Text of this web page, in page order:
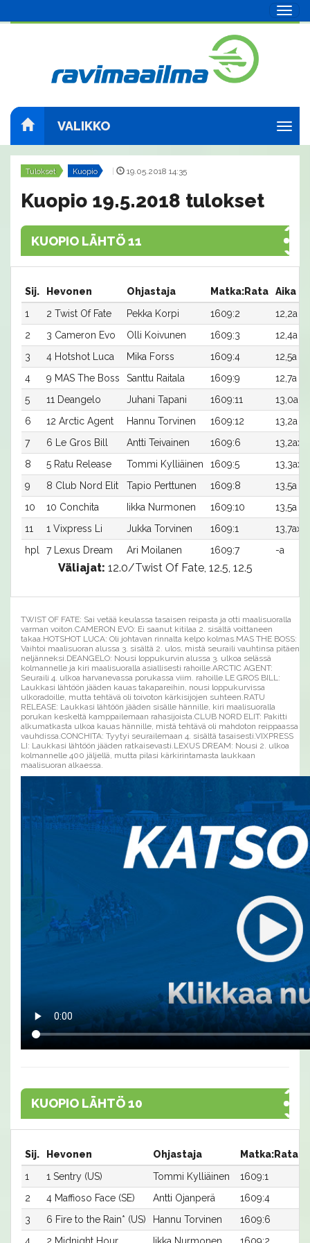
VALIKKO
Tulokset Kuopio 19.05.2018 14:35
Kuopio 19.5.2018 tulokset
KUOPIO LÄHTÖ 11
Sij. Hevonen Ohjastaja Matka:Rata Aika
1
2 Twist Of Fate Pekka Korpi 1609:2 12,2a
2
3 Cameron Evo Olli Koivunen 1609:3 12,4a
3
4 Hotshot Luca Mika Forss 1609:4 12,5a
4
9 MAS The Boss Santtu Raitala 1609:9 12,7a
5
11 Deangelo Juhani Tapani 1609:11 13,0a
6
12 Arctic Agent Hannu Torvinen 1609:12 13,2a
7
6 Le Gros Bill Antti Teivainen 1609:6 13,2ax
8
5 Ratu Release Tommi Kylliäinen 1609:5 13,3ax
9
8 Club Nord Elit Tapio Perttunen 1609:8 13,5a
10
10 Conchita Iikka Nurmonen 1609:10 13,5a
11
1 Vixpress Li Jukka Torvinen 1609:1 13,7ax
hpl
7 Lexus Dream Ari Moilanen 1609:7 -a
Väliajat: 12.0/Twist Of Fate, 12.5, 12.5
TWIST OF FATE: Sai vetää keulassa tasaisen reipasta ja otti maalisuoralla
varman voiton.CAMERON EVO: Ei saanut kitilaa 2. sisältä voittaneen
takaa.HOTSHOT LUCA: Oli johtavan rinnalta kelpo kolmas.MAS THE BOSS:
Vaihtoi maalisuoran alussa 3. sisältä 2. ulos, mistä seuraili vauhtinsa pitäen
neljänneksi.DEANGELO: Nousi loppukurvin alussa 3. ulkoa selässä
kolmannelle ja kiri maalisuoralla asiallisesti rahoille.ARCTIC AGENT:
Seuraili 4. ulkoa harvanevassa porukassa viim. rahoille.LE GROS BILL:
Laukkasi lähtöön jääden kauas takapareihin, nousi loppukurvissa
ulkoradoille, mutta tehtävä oli toivoton kärkisijojen suhteen.RATU
RELEASE: Laukkasi lähtöön jääden sisälle hännille, kiri maalisuoralla
porukan keskeltä kamppailemaan rahasijoista.CLUB NORD ELIT: Pakitti
alkumatkasta ulkoa kauas hännille, mistä tehtävä oli mahdoton reippaassa
vauhdissa.CONCHITA: Tyytyi seurailemaan 4. sisältä tasaisesti.VIXPRESS
LI: Laukkasi lähtöön jääden ratkaisevasti.LEXUS DREAM: Nousi 2. ulkoa
kolmannelle 400 jäljellä, mutta pilasi kärkirintamasta laukkaan
maalisuoran alkaessa.
KUOPIO LÄHTÖ 10
Sij. Hevonen Ohjastaja Matka:Rata
1
1 Sentry (US) Tommi Kylliäinen 1609:1
2
4 Maffioso Face (SE) Antti Ojanperä 1609:4
3
6 Fire to the Rain* (US) Hannu Torvinen 1609:6
4
2 Midnight Hour Iikka Nurmonen 1609:2